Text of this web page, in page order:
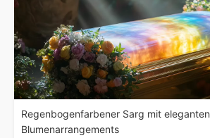
Regenbogenfarbener Sarg mit eleganten
Blumenarrangements